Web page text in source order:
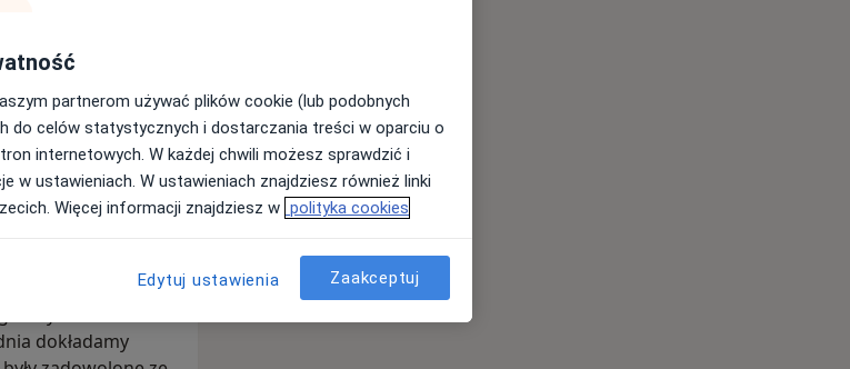
Opinie
w Polsce.
Od
dokładamy
partnerom używać plików cookie (lub podobnych
do celów statystycznych i dostarczania treści w oparciu o
internetowych. W każdej chwili możesz sprawdzić i
w ustawieniach. W ustawieniach znajdziesz również linki
Więcej informacji znajdziesz w polityka cookies
Edytuj ustawienia Zaakceptuj